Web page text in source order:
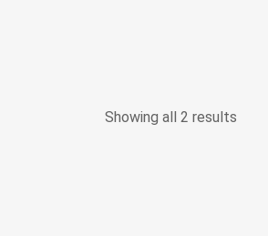
Showing all 2 results